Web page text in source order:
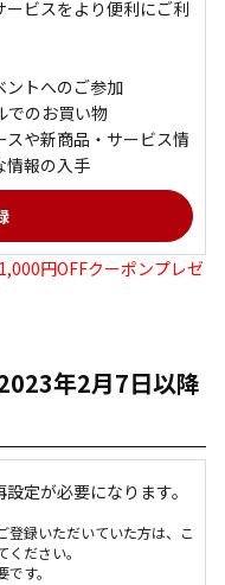
ビスをより便利にご利
ントへのご参加
でのお買い物
スや新商品・サービス情
情報の入手
円OFFクーポンプレゼ
年2月7日以降
定が必要になります。
録いただいていた方は、こ
ださい。
す。